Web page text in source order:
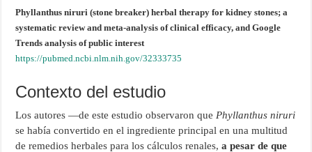
Phyllanthus niruri (stone breaker) herbal therapy for kidney stones; a
systematic review and meta-analysis of clinical efficacy, and Google
Trends analysis of public interest
https://pubmed.ncbi.nlm.nih.gov/32333735
Contexto del estudio
Los autores —de este estudio observaron que Phyllanthus niruri
se había convertido en el ingrediente principal en una multitud
de remedios herbales para los cálculos renales,a pesar de que